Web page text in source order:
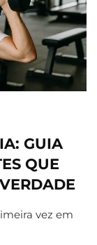
GUIA
QUE
vez em